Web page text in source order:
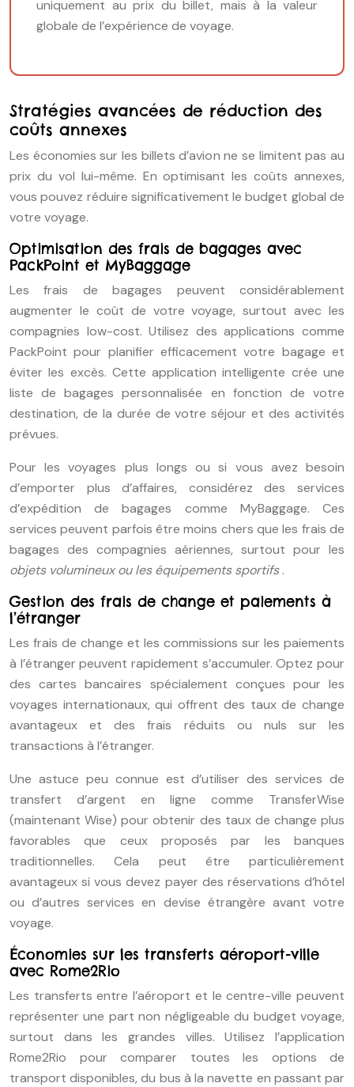
uniquement au prix du billet, mais à la valeur
globale de l’expérience de voyage.
Stratégies avancées de réduction des
coûts annexes
Les économies sur les billets d’avion ne se limitent pas au
prix du vol lui-même. En optimisant les coûts annexes,
vous pouvez réduire significativement le budget global de
votre voyage.
Optimisation des frais de bagages avec
PackPoint et MyBaggage
Les frais de bagages peuvent considérablement
augmenter le coût de votre voyage, surtout avec les
compagnies low-cost. Utilisez des applications comme
PackPoint pour planifier efficacement votre bagage et
éviter les excès. Cette application intelligente crée une
liste de bagages personnalisée en fonction de votre
destination, de la durée de votre séjour et des activités
prévues.
Pour les voyages plus longs ou si vous avez besoin
d’emporter plus d’affaires, considérez des services
d’expédition de bagages comme MyBaggage. Ces
services peuvent parfois être moins chers que les frais de
bagages des compagnies aériennes, surtout pour les
objets volumineux ou les équipements sportifs.
Gestion des frais de change et paiements à
l’étranger
Les frais de change et les commissions sur les paiements
à l’étranger peuvent rapidement s’accumuler. Optez pour
des cartes bancaires spécialement conçues pour les
voyages internationaux, qui offrent des taux de change
avantageux et des frais réduits ou nuls sur les
transactions à l’étranger.
Une astuce peu connue est d’utiliser des services de
transfert d’argent en ligne comme TransferWise
(maintenant Wise) pour obtenir des taux de change plus
favorables que ceux proposés par les banques
traditionnelles. Cela peut être particulièrement
avantageux si vous devez payer des réservations d’hôtel
ou d’autres services en devise étrangère avant votre
voyage.
Économies sur les transferts aéroport-ville
avec Rome2Rio
Les transferts entre l’aéroport et le centre-ville peuvent
représenter une part non négligeable du budget voyage,
surtout dans les grandes villes. Utilisez l’application
Rome2Rio pour comparer toutes les options de
transport disponibles, du bus à la navette en passant par